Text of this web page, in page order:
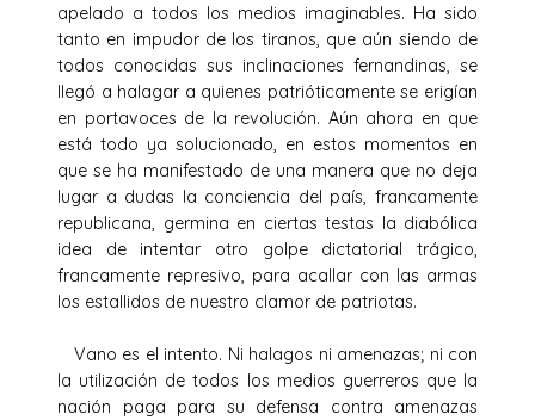
apelado a todos los medios imaginables. Ha sido
tanto en impudor de los tiranos, que aún siendo de
todos conocidas sus inclinaciones fernandinas, se
llegó a halagar a quienes patrióticamente se erigían
en portavoces de la revolución. Aún ahora en que
está todo ya solucionado, en estos momentos en
que se ha manifestado de una manera que no deja
lugar a dudas la conciencia del país, francamente
republicana, germina en ciertas testas la diabólica
idea de intentar otro golpe dictatorial trágico,
francamente represivo, para acallar con las armas
los estallidos de nuestro clamor de patriotas.
Vano es el intento. Ni halagos ni amenazas; ni con
la utilización de todos los medios guerreros que la
nación paga para su defensa contra amenazas